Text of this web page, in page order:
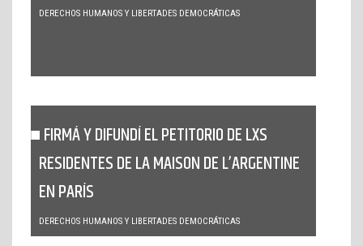
DERECHOS HUMANOS Y LIBERTADES DEMOCRÁTICAS
FIRMÁ Y DIFUNDÍ EL PETITORIO DE LXS
RESIDENTES DE LA MAISON DE L’ARGENTINE
EN PARÍS
DERECHOS HUMANOS Y LIBERTADES DEMOCRÁTICAS